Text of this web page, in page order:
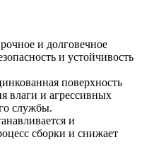
и долговечное
и устойчивость
поверхность
влаги и агрессивных
службы.
и
сборки и снижает